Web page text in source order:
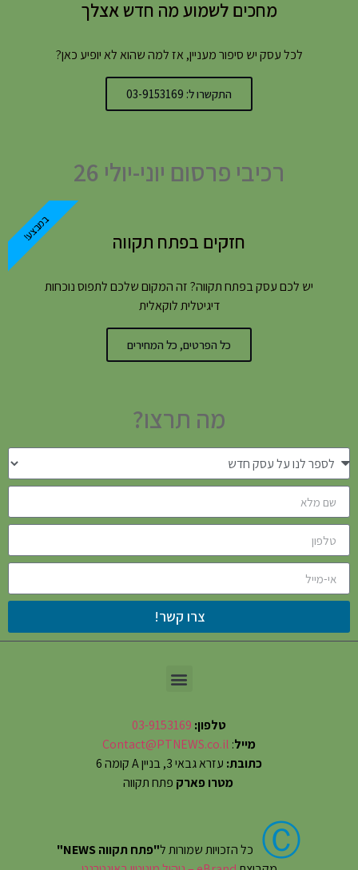
מחכים לשמוע מה חדש אצלך
לכל עסק יש סיפור מעניין, אז למה שהוא לא יופיע כאן?
התקשרו ל: 03-9153169
רכיבי פרסום יוני-יולי 26
חזקים בפתח תקווה
יש לכם עסק בפתח תקווה? זה המקום שלכם לתפוס נוכחות
דיגיטלית לוקאלית
כל הפרטים, כל המחירים
במבצע!
מה תרצו?
צרו קשר!
טלפון: 03-9153169
מייל:
Contact@PTNEWS.co.il
כתובת: עזרא גבאי 3, בניין A קומה 6
מטרו פארק פתח תקווה
Ⓒ כל הזכויות שמורות ל"פתח תקווה NEWS"